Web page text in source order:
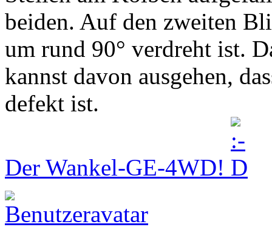
beiden. Auf den zweiten
um rund 90° verdreht ist.
kannst davon ausgehen,
defekt ist.
Der Wankel-GE-4WD!